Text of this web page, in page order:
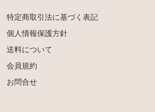
特定商取引法に基づく表記
個人情報保護方針
送料について
会員規約
お問合せ